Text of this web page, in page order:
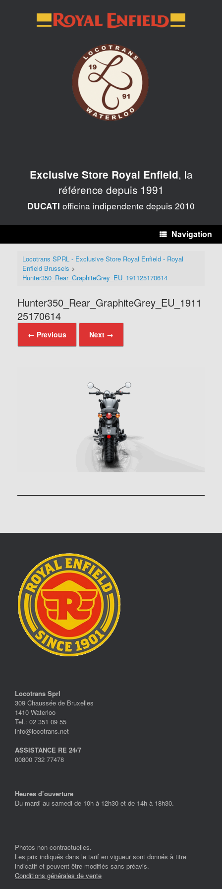
Exclusive Store Royal Enfield, la
référence depuis 1991
DUCATI officina indipendente depuis 2010
Navigation
Locotrans SPRL - Exclusive Store Royal Enfield - Royal
Enfield Brussels >
Hunter350_Rear_GraphiteGrey_EU_191125170614
Hunter350_Rear_GraphiteGrey_EU_1911
25170614
← Previous Next →
Locotrans Sprl
309 Chaussée de Bruxelles
1410 Waterloo
Tel.: 02 351 09 55
info@locotrans.net
ASSISTANCE RE 24/7
00800 732 77478
Heures d’ouverture
Du mardi au samedi de 10h à 12h30 et de 14h à 18h30.
Photos non contractuelles.
Les prix indiqués dans le tarif en vigueur sont donnés à titre
indicatif et peuvent être modifiés sans préavis.
Conditions générales de vente